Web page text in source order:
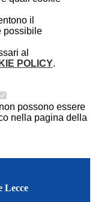
il
possibile
al
POLICY.
possono essere
nella pagina della
Lecce